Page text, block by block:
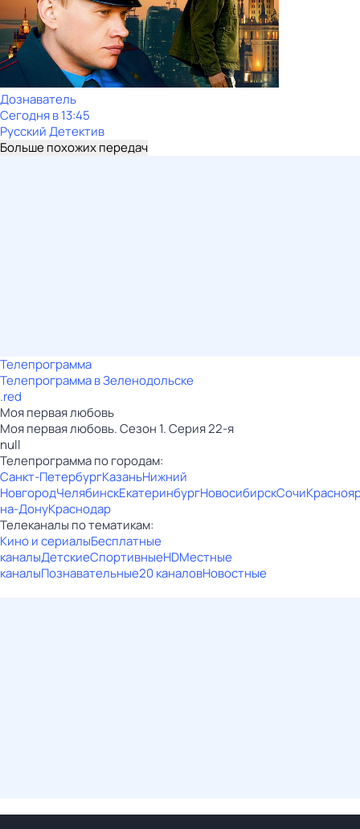
Дознаватель
Сегодня в 13:45
Русский Детектив
Больше похожих передач
Телепрограмма
Телепрограмма в Зеленодольске
.red
Моя первая любовь
Моя первая любовь. Сезон 1. Серия 22-я
null
Телепрограмма по городам:
Санкт-ПетербургКазаньНижний
НовгородЧелябинскЕкатеринбургНовосибирскСочи
на-ДонуКраснодар
Телеканалы по тематикам:
Кино и сериалыБесплатные
каналыДетскиеСпортивныеHDМестные
каналыПознавательные20 каналовНовостные